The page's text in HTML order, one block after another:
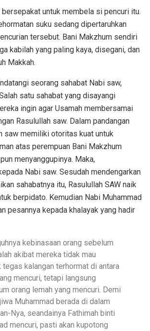
untuk membela si pencuri itu.
suku sedang dipertaruhkan
tersebut. Bani Makzhum sendiri
kabilah yang paling kaya, disegani, dan
Makkah.
seorang sahabat Nabi saw,
satu sahabat yang disayangi
ingin agar Usamah membersamai
Rasulullah saw. Dalam pandangan
saw memiliki otoritas kuat untuk
atas perempuan Bani Makzhum
menyanggupinya. Maka,
Nabi saw. Sesudah mendengarkan
sahabatnya itu, Rasulullah SAW naik
berpidato. Kemudian Nabi Muhammad
pesannya kepada khalayak yang hadir
kebinasaan orang sebelum
akibat mereka tidak mau
tegas kalangan terhormat di antara
mencuri, tetapi langsung
orang lemah yang mencuri. Demi
Muhammad berada di dalam
Nya, seandainya Fathimah binti
mencuri, pasti akan kupotong